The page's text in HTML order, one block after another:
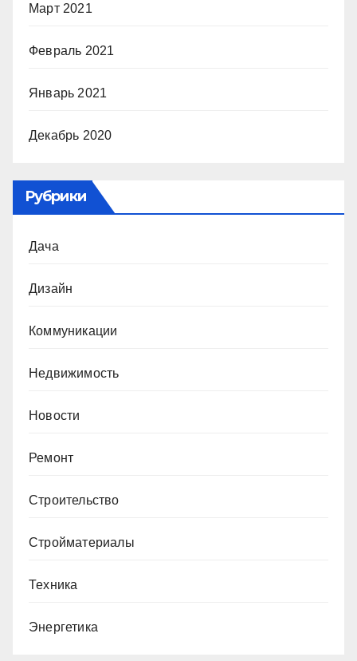
Март 2021
Февраль 2021
Январь 2021
Декабрь 2020
Рубрики
Дача
Дизайн
Коммуникации
Недвижимость
Новости
Ремонт
Строительство
Стройматериалы
Техника
Энергетика